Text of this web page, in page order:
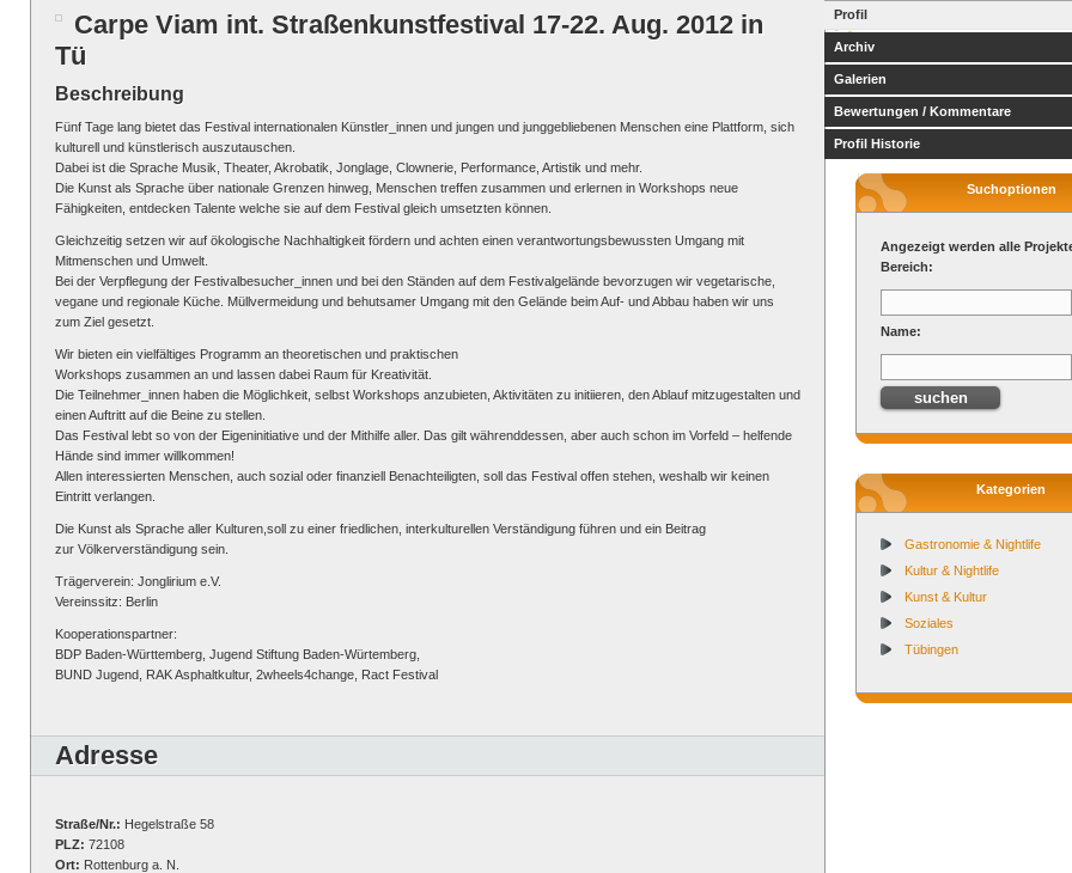
Carpe Viam int. Straßenkunstfestival 17-22. Aug. 2012 in
Tü
Beschreibung
Fünf Tage lang bietet das Festival internationalen Künstler_innen und jungen und junggebliebenen Menschen eine Plattform, sich
kulturell und künstlerisch auszutauschen.
Dabei ist die Sprache Musik, Theater, Akrobatik, Jonglage, Clownerie, Performance, Artistik und mehr.
Die Kunst als Sprache über nationale Grenzen hinweg, Menschen treffen zusammen und erlernen in Workshops neue
Fähigkeiten, entdecken Talente welche sie auf dem Festival gleich umsetzten können.
Gleichzeitig setzen wir auf ökologische Nachhaltigkeit fördern und achten einen verantwortungsbewussten Umgang mit
Mitmenschen und Umwelt.
Bei der Verpflegung der Festivalbesucher_innen und bei den Ständen auf dem Festivalgelände bevorzugen wir vegetarische,
vegane und regionale Küche. Müllvermeidung und behutsamer Umgang mit den Gelände beim Auf- und Abbau haben wir uns
zum Ziel gesetzt.
Wir bieten ein vielfältiges Programm an theoretischen und praktischen
Workshops zusammen an und lassen dabei Raum für Kreativität.
Die Teilnehmer_innen haben die Möglichkeit, selbst Workshops anzubieten, Aktivitäten zu initiieren, den Ablauf mitzugestalten und
einen Auftritt auf die Beine zu stellen.
Das Festival lebt so von der Eigeninitiative und der Mithilfe aller. Das gilt währenddessen, aber auch schon im Vorfeld – helfende
Hände sind immer willkommen!
Allen interessierten Menschen, auch sozial oder finanziell Benachteiligten, soll das Festival offen stehen, weshalb wir keinen
Eintritt verlangen.
Die Kunst als Sprache aller Kulturen,soll zu einer friedlichen, interkulturellen Verständigung führen und ein Beitrag
zur Völkerverständigung sein.
Trägerverein: Jonglirium e.V.
Vereinssitz: Berlin
Kooperationspartner:
BDP Baden-Württemberg, Jugend Stiftung Baden-Würtemberg,
BUND Jugend, RAK Asphaltkultur, 2wheels4change, Ract Festival
Adresse
Straße/Nr.: Hegelstraße 58
PLZ: 72108
Ort: Rottenburg a. N.
Profil
Archiv
Galerien
Bewertungen / Kommentare
Profil Historie
Suchoptionen
Angezeigt werden alle
Bereich:
Name:
Kategorien
Gastronomie & Nightlife
Kultur & Nightlife
Kunst & Kultur
Soziales
Tübingen